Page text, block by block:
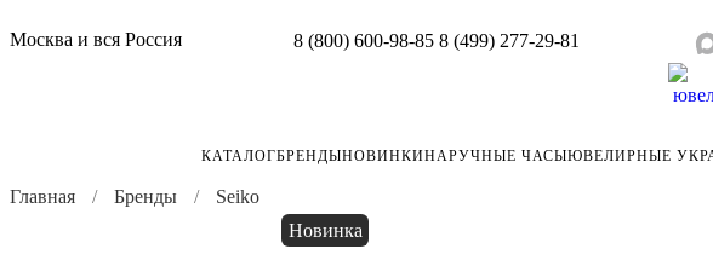
Москва и вся Россия 8 (800) 600-98-85 8 (499) 277-29-81
КАТАЛОГБРЕНДЫНОВИНКИНАРУЧНЫЕ ЧАСЫЮВЕЛИРНЫЕ
Главная Бренды
Seiko
Новинка